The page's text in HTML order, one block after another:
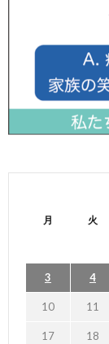
月 火
3 4
10 11
17 18